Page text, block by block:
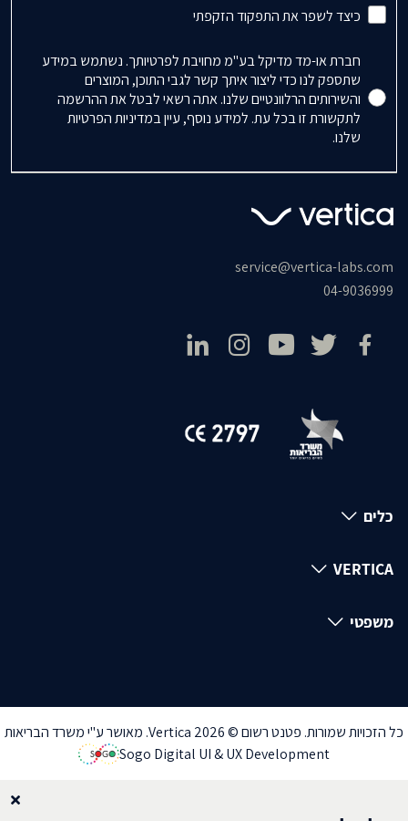
כיצד לשפר את התפקוד הזקפתי
Accepts Marketing
חברת או-מד מדיקל בע"מ מחויבת לפרטיותך. נשתמש במידע
שתספק לנו כדי ליצור איתך קשר לגבי התוכן, המוצרים
והשירותים הרלוונטיים שלנו. אתה רשאי לבטל את ההרשמה
לתקשורת זו בכל עת. למידע נוסף, עיין במדיניות הפרטיות
שלנו.
service@vertica-labs.com
04-9036999
כלים
VERTICA
משפטי
כל הזכויות שמורות. פטנט רשום © Vertica 2026. מאושר ע"י משרד הבריאות
Sogo Digital UI & UX Development